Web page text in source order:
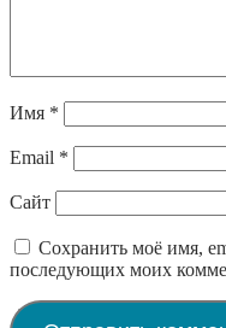
Имя *
Email *
Сайт
Сохранить моё имя,
последующих моих